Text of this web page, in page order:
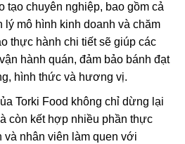
tạo chuyên nghiệp, bao gồm cả
lý mô hình kinh doanh và chăm
thực hành chi tiết sẽ giúp các
hành quán, đảm bảo bánh đạt
hình thức và hương vị.
Torki Food không chỉ dừng lại
còn kết hợp nhiều phần thực
và nhân viên làm quen với